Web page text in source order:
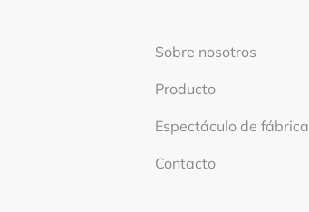
Sobre nosotros
Producto
Espectáculo de fábrica
Contacto